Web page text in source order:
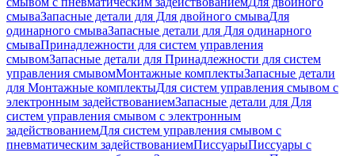
смываЗапасные детали для Для двойного смываДля
одинарного смываЗапасные детали для Для одинарного
смываПринадлежности для систем управления
смывомЗапасные детали для Принадлежности для систем
управления смывомМонтажные комплектыЗапасные детали
для Монтажные комплектыДля систем управления смывом с
электронным задействованиемЗапасные детали для Для
систем управления смывом с электронным
задействованиемДля систем управления смывом с
пневматическим задействованиемПиссуарыПиссуары с